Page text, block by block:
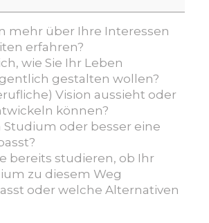
mehr über Ihre Interessen
erfahren?
wie Sie Ihr Leben
gestalten wollen?
Vision aussieht oder
können?
Studium oder besser eine
bereits studieren, ob Ihr
zu diesem Weg
oder welche Alternativen